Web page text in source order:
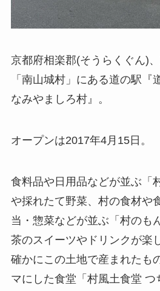
京都府相楽郡(そうらくぐん)
「南山城村」にある道の駅『
なみやましろ村』。
オープンは2017年4月15日。
食料品や日用品などが並ぶ「
や採れたて野菜、村の食材や
当・惣菜などが並ぶ「村のも
茶のスイーツやドリンクが楽
確かにこの土地で産まれたも
マにした食堂「村風土食堂 つ